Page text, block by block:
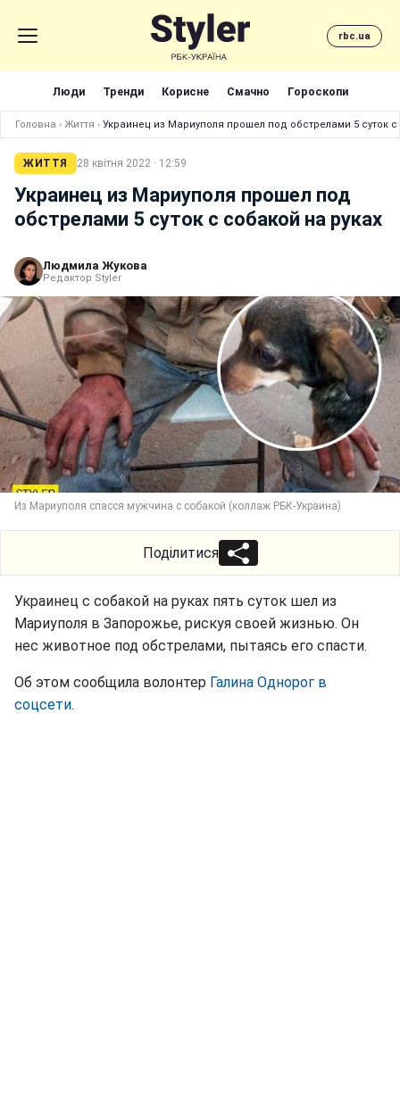
rbc.ua
Люди Тренди Корисне Смачно Гороскопи
Головна › Життя › Украинец из Мариуполя прошел под обстрелами 5 суток с
ЖИТТЯ 28 квітня 2022 · 12:59
Украинец из Мариуполя прошел под
обстрелами 5 суток с собакой на руках
Людмила Жукова
Редактор Styler
Из Мариуполя спасся мужчина с собакой (коллаж РБК-Украина)
Поділитися
Украинец с собакой на руках пять суток шел из
Мариуполя в Запорожье, рискуя своей жизнью. Он
нес животное под обстрелами, пытаясь его спасти.
Об этом сообщила волонтер Галина Однорог в
соцсети.